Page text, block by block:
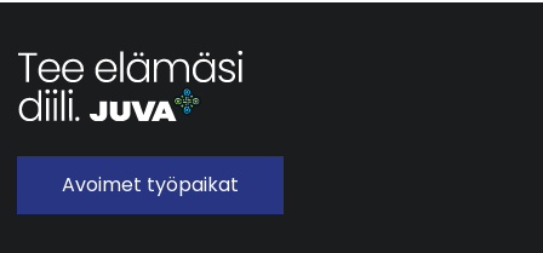
Avoimet työpaikat